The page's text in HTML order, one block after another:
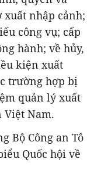
xuất nhập cảnh;
công vụ; cấp
hành; về hủy,
kiện xuất
trường hợp bị
quản lý xuất
Việt Nam.
Bộ Công an Tô
Quốc hội về